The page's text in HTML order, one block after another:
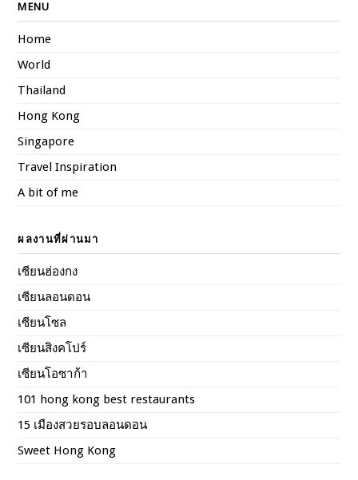
MENU
Home
World
Thailand
Hong Kong
Singapore
Travel Inspiration
A bit of me
ผลงานที่ผ่านมา
เซียนฮ่องกง
เซียนลอนดอน
เซียนโซล
เซียนสิงคโปร์
เซียนโอซาก้า
101 hong kong best restaurants
15 เมืองสวยรอบลอนดอน
Sweet Hong Kong